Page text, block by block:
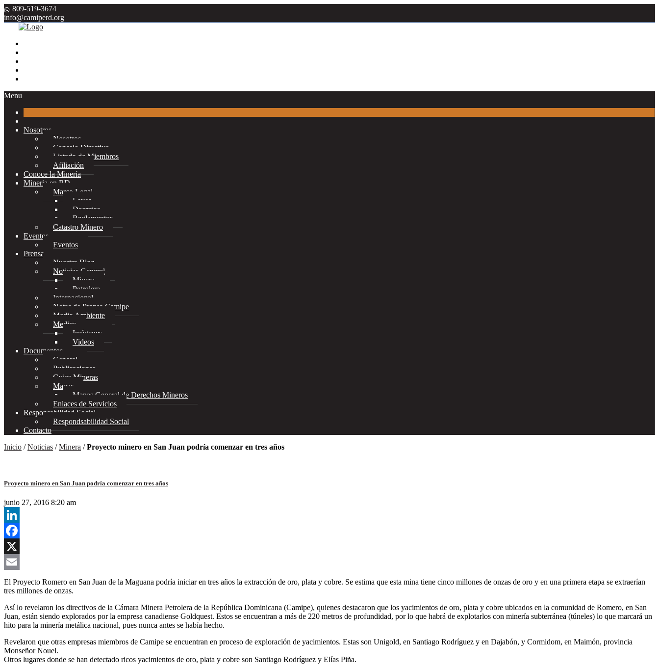
809-519-3674
info@camiperd.org
Menu
Nosotros
Nosotros
Consejo Directivo
Listado de Miembros
Afiliación
Conoce la Minería
Mineria en RD
Marco Legal
Leyes
Decretos
Reglamentos
Catastro Minero
Eventos
Eventos
Prensa
Nuestro Blog
Noticias General
Minera
Petrolera
Internacional
Notas de Prensa Camipe
Medio Ambiente
Medios
Imágenes
Videos
Documentos
General
Publicaciones
Guias Mineras
Mapas
Mapas General de Derechos Mineros
Enlaces de Servicios
Responsabilidad Social
Respondsabilidad Social
Contacto
Inicio /Noticias /Minera /Proyecto minero en San Juan podría comenzar en tres años
Proyecto minero en San Juan podría comenzar en tres años
junio 27, 2016 8:20 am
LinkedIn
Facebook
X
Email
El Proyecto Romero en San Juan de la Maguana podría iniciar en tres años la extracción de oro, plata y cobre. Se estima que esta mina tiene cinco millones de onzas de oro y en una primera etapa se extraerían
tres millones de onzas.
Así lo revelaron los directivos de la Cámara Minera Petrolera de la República Dominicana (Camipe), quienes destacaron que los yacimientos de oro, plata y cobre ubicados en la comunidad de Romero, en San
Juan, están siendo explorados por la empresa canadiense Goldquest. Estos se encuentran a más de 220 metros de profundidad, por lo que habrá de explotarlos con minería subterránea (túneles) lo que marcará un
hito para la minería metálica nacional, pues nunca antes se había hecho.
Revelaron que otras empresas miembros de Camipe se encuentran en proceso de exploración de yacimientos. Estas son Unigold, en Santiago Rodríguez y en Dajabón, y Cormidom, en Maimón, provincia
Monseñor Nouel.
Otros lugares donde se han detectado ricos yacimientos de oro, plata y cobre son Santiago Rodríguez y Elías Piña.